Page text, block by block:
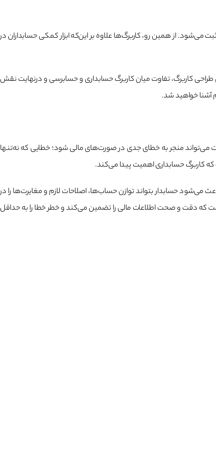
می‌شود. از همین رو، کاربرگ‌ها علاوه بر این‌که ابزار کمکی حسابداران در
طراحی کاربرگ، تفاوت میان کاربرگ حسابداری و حسابرسی و درنهایت نقش
آشنا خواهید شد.
می‌تواند منجر به خطای جدی در صورت‌های مالی شود؛ خطایی که نه‌تنها
کاربرگ حسابداری اهمیت پیدا می‌کند.
حسابدار بتواند توازن حساب‌ها، اصلاحات لازم و مغایرت‌ها را در
است که دقت و صحت اطلاعات مالی را تضمین می‌کند و خطر خطا را به حداقل